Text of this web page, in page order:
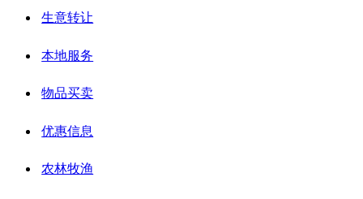
生意转让
本地服务
物品买卖
优惠信息
农林牧渔